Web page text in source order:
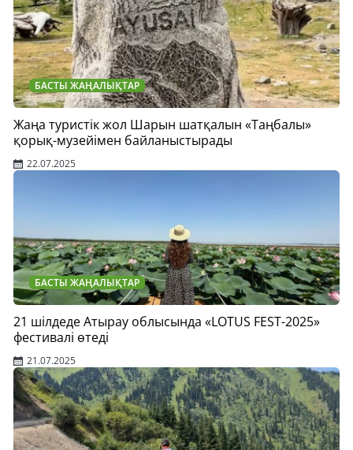
БАСТЫ ЖАҢАЛЫҚТАР
Жаңа туристік жол Шарын шатқалын «Таңбалы»
қорық-музейімен байланыстырады
22.07.2025
БАСТЫ ЖАҢАЛЫҚТАР
21 шілдеде Атырау облысында «LOTUS FEST-2025»
фестивалі өтеді
21.07.2025